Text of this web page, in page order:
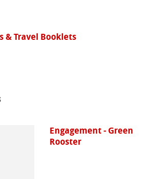
& Travel Booklets
Engagement - Green
Rooster